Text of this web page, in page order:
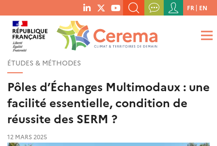
menu
social
links
RECHERCHER UN MOT-CLÉ, UNE PUBLICATION, ETC.
QUE RECHERCHEZ-VOUS ?
Menu
du
compte
de
FR EN
ÉTUDES & MÉTHODES
Pôles d’Échanges Multimodaux : une
facilité essentielle, condition de
réussite des SERM ?
12 MARS 2025